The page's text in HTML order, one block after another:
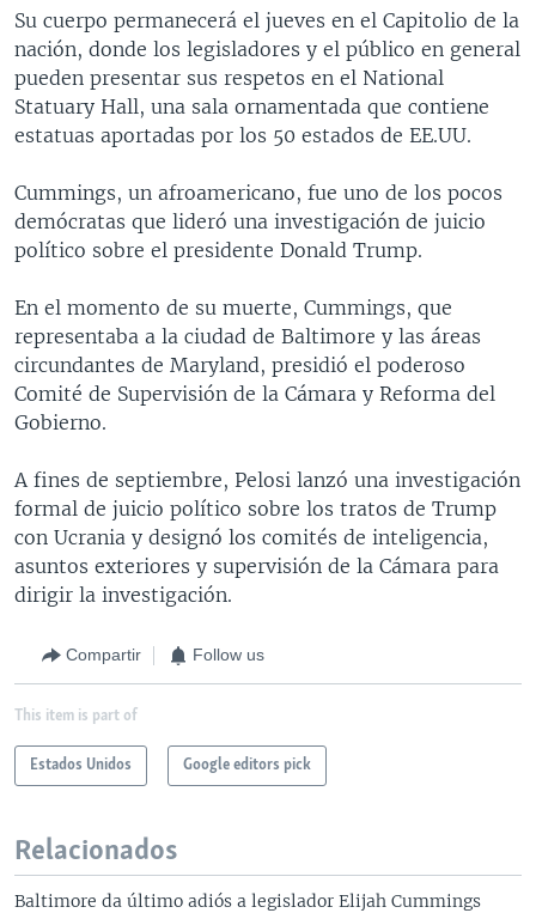
Su cuerpo permanecerá el jueves en el Capitolio de la
nación, donde los legisladores y el público en general
pueden presentar sus respetos en el National
Statuary Hall, una sala ornamentada que contiene
estatuas aportadas por los 50 estados de EE.UU.
Cummings, un afroamericano, fue uno de los pocos
demócratas que lideró una investigación de juicio
político sobre el presidente Donald Trump.
En el momento de su muerte, Cummings, que
representaba a la ciudad de Baltimore y las áreas
circundantes de Maryland, presidió el poderoso
Comité de Supervisión de la Cámara y Reforma del
Gobierno.
A fines de septiembre, Pelosi lanzó una investigación
formal de juicio político sobre los tratos de Trump
con Ucrania y designó los comités de inteligencia,
asuntos exteriores y supervisión de la Cámara para
dirigir la investigación.
Compartir Follow us
This item is part of
Estados Unidos Google editors pick
Relacionados
Baltimore da último adiós a legislador Elijah Cummings